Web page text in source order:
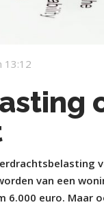
13:12
van een
6.000 euro. Maar